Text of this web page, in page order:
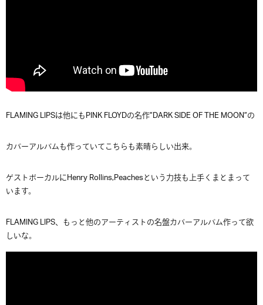
FLAMING LIPSは他にもPINK FLOYDの名作”DARK SIDE OF THE MOON”の
カバーアルバムも作っていてこちらも素晴らしい出来。
ゲストボーカルにHenry Rollins,Peachesという力技も上手くまとまって
います。
FLAMING LIPS、もっと他のアーティストの名盤カバーアルバム作って欲
しいな。